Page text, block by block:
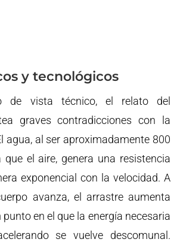
y tecnológicos
de vista técnico, el relato del
graves contradicciones con la
agua, al ser aproximadamente 800
el aire, genera una resistencia
exponencial con la velocidad. A
avanza, el arrastre aumenta
en el que la energía necesaria
se vuelve descomunal.